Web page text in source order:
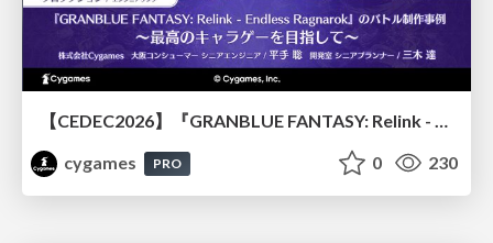
【CEDEC2026】『GRANBLUE FANTASY: Relink - Endless Ragnarok』のバトル制作事例 ～最高のキャラゲーを目指して～
cygames
PRO 0 230